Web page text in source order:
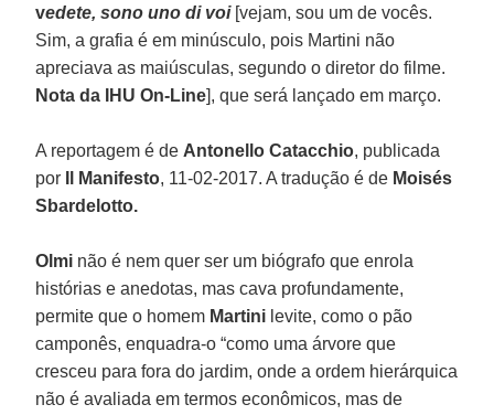
vedete, sono uno di voi [vejam, sou um de vocês.
Sim, a grafia é em minúsculo, pois Martini não
apreciava as maiúsculas, segundo o diretor do filme.
Nota da IHU On-Line], que será lançado em março.
A reportagem é de Antonello Catacchio, publicada
por
Il Manifesto, 11-02-2017. A tradução é de Moisés
Sbardelotto.
Olmi não é nem quer ser um biógrafo que enrola
histórias e anedotas, mas cava profundamente,
permite que o homem Martini levite, como o pão
camponês, enquadra-o “como uma árvore que
cresceu para fora do jardim, onde a ordem hierárquica
não é avaliada em termos econômicos, mas de